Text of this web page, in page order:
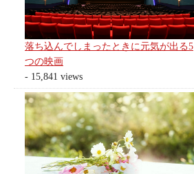
落ち込んでしまったときに元気が出る5
つの映画
- 15,841 views